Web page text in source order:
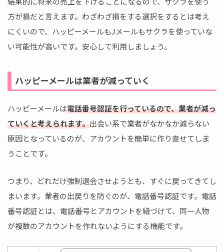
方が損だと言えます。わざわざ損をする選択をするとは考え
にくいので、ハッピーメールもJメールもサクラを使っていな
い可能性が高いです。安心して利用しましょう。
ハッピーメールは業者が減っていく
ハッピーメールは電話番号認証を行っているので、業者が減っ
ていくと考えられます。出会い系で業者がなかなか減らない
原因となっているのが、アカウントを簡単に作り直せてしま
うことです。
つまり、どれだけ強制退会させようとも、すぐに戻ってきてし
まいます。業者の出戻りを防ぐのが、電話番号認証です。電話
番号認証とは、電話番号とアカウントを紐づけて、同一人物
が複数のアカウントを作れないようにする機能です。